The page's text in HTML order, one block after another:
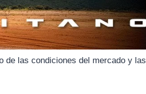
de las condiciones del mercado y las